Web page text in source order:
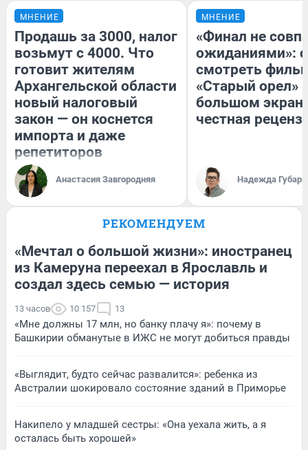
МНЕНИЕ
Продашь за 3000, налог
возьмут с 4000. Что
готовит жителям
Архангельской области
новый налоговый
закон — он коснется
импорта и даже
репетиторов
Анастасия Завгородняя
МНЕНИЕ
«Финал не
ожиданиями»:
смотреть
«Старый орел»
большом
честная
Надежда Губарь
РЕКОМЕНДУЕМ
«Мечтал о большой жизни»: иностранец
из Камеруна переехал в Ярославль и
создал здесь семью — история
13 часов 10 157 13
«Мне должны 17 млн, но банку плачу я»: почему в
Башкирии обманутые в ИЖС не могут добиться правды
«Выглядит, будто сейчас развалится»: ребенка из
Австралии шокировало состояние зданий в Приморье
Накипело у младшей сестры: «Она уехала жить, а я
осталась быть хорошей»